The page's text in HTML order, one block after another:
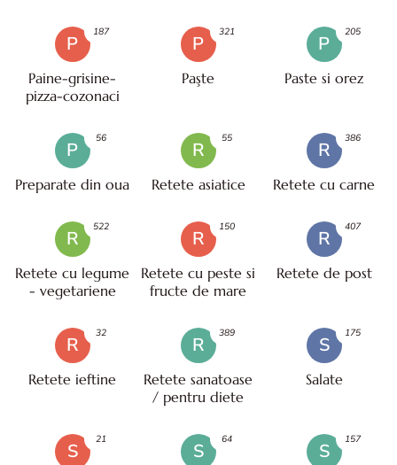
P
Paine-grisine-
pizza-cozonaci
187
P
Paşte
321
P
Paste si orez
205
P
Preparate din oua
56
R
Retete asiatice
55
R
Retete cu carne
386
R
Retete cu legume
- vegetariene
522
R
Retete cu peste si
fructe de mare
150
R
Retete de post
407
R
Retete ieftine
32
R
Retete sanatoase
/ pentru diete
389
S
Salate
175
S
21
S
64
S
157